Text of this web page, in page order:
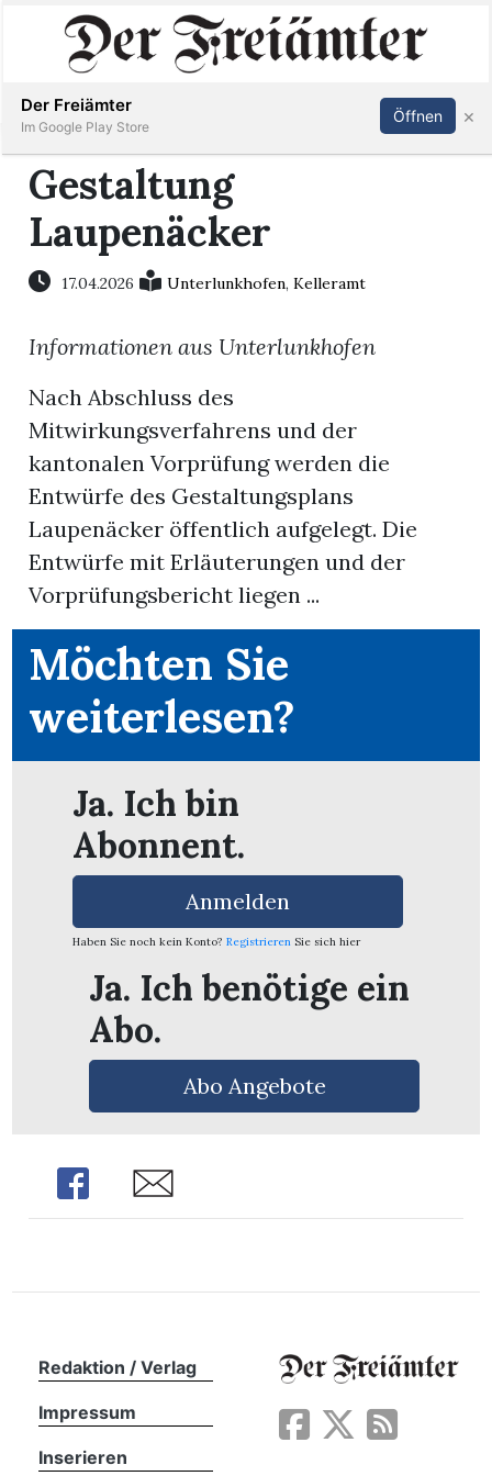
Immobilien
Veranstaltungen
Stellen
E-
Paper
Newsletter
App
Inserieren Abonnieren Anmelden
Gestaltung
Laupenäcker
17.04.2026 Unterlunkhofen,Kelleramt
Informationen aus Unterlunkhofen
Nach Abschluss des
Mitwirkungsverfahrens und der
kantonalen Vorprüfung werden die
Entwürfe des Gestaltungsplans
Laupenäcker öffentlich aufgelegt. Die
Entwürfe mit Erläuterungen und der
Vorprüfungsbericht liegen ...
Möchten Sie
weiterlesen?
Ja. Ich bin
Abonnent.
Anmelden
Haben Sie noch kein Konto? Registrieren Sie sich hier
Ja. Ich benötige ein
Abo.
Abo Angebote
Share Share
Redaktion / Verlag
Impressum
Inserieren
Der Freiämter
Im Google Play Store
Öffnen ×